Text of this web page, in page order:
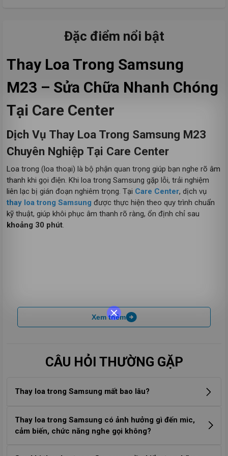
Đặc điểm nổi bật
Thay Loa Trong Samsung
M23 – Sửa Chữa Nhanh Chóng
Tại Care Center
Dịch Vụ Thay Loa Trong Samsung M23
Chuyên Nghiệp Tại Care Center
Loa trong (loa thoại) là bộ phận quan trọng giúp bạn nghe rõ âm
thanh khi gọi điện. Khi loa trong Samsung gặp lỗi, trải nghiệm
liên lạc bị gián đoạn nghiêm trọng. Tại Care Center, dịch vụ
thay loa trong Samsung được thực hiện theo quy trình chuẩn
kỹ thuật, giúp khôi phục âm thanh rõ ràng, ổn định chỉ sau
khoảng 30 phút
Xem thêm
CÂU HỎI THƯỜNG GẶP
Thay loa trong Samsung mất bao lâu?
Thông thường, thay loa trong Samsung chỉ mất khoảng 30
– 60 phút, tùy dòng máy và mức độ hư hỏng. Tại Care
Thay loa trong Samsung có ảnh hưởng gì đến mic,
cảm biến, chức năng nghe gọi không?